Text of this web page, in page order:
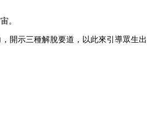
。
開示三種解脫要道，以此來引導眾生出